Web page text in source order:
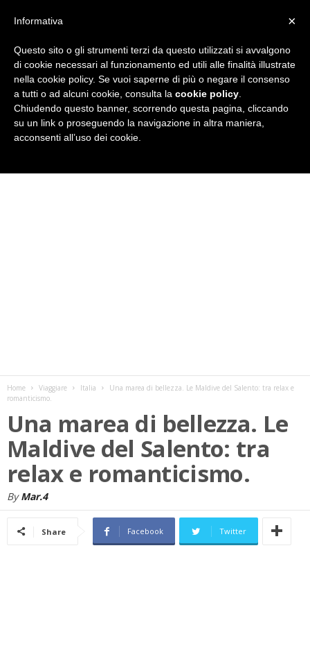
i
Home Viaggiare Italia
Una marea di bellezza. Le Maldive del Salento: tra relax e
romanticismo.
Una marea di bellezza. Le
Maldive del Salento: tra
relax e romanticismo.
By Mar.4
Share Facebook Twitter
×
Informativa
Questo sito o gli strumenti terzi da questo utilizzati si avvalgono
di cookie necessari al funzionamento ed utili alle finalità illustrate
nella cookie policy. Se vuoi saperne di più o negare il consenso
a tutti o ad alcuni cookie, consulta la cookie policy
Chiudendo questo banner, scorrendo questa pagina, cliccando
su un link o proseguendo la navigazione in altra maniera,
acconsenti all’uso dei cookie.